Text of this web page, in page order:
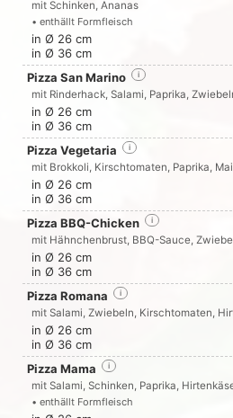
mit Schinken, Ananas
• enthällt Formfleisch
in Ø 26 cm
in Ø 36 cm
Pizza San Marino
i
mit Rinderhack, Salami, Paprika,
in Ø 26 cm
in Ø 36 cm
Pizza Vegetaria
i
mit Brokkoli, Kirschtomaten, Paprika,
in Ø 26 cm
in Ø 36 cm
Pizza BBQ-Chicken
i
mit Hähnchenbrust, BBQ-Sauce,
in Ø 26 cm
in Ø 36 cm
Pizza Romana
i
mit Salami, Zwiebeln, Kirschtomaten,
in Ø 26 cm
in Ø 36 cm
Pizza Mama
i
mit Salami, Schinken, Paprika,
• enthällt Formfleisch